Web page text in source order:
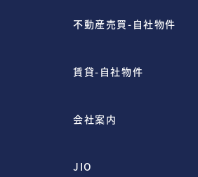
不動産売買-自社物件
賃貸-自社物件
会社案内
JIO